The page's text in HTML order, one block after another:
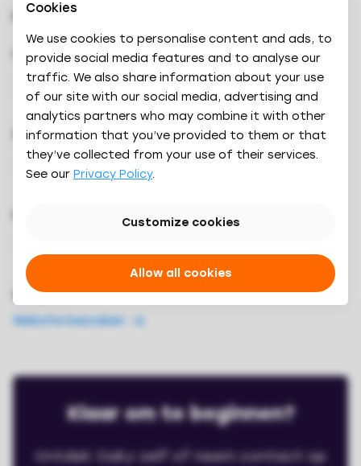
Cookies
We use cookies to personalise content and ads, to
provide social media features and to analyse our
traffic. We also share information about your use
of our site with our social media, advertising and
analytics partners who may combine it with other
information that you’ve provided to them or that
they’ve collected from your use of their services.
See our Privacy Policy.
Customize cookies
Allow all cookies
Over
CATEGORIE
PMS
STATUS
Live
WEBSITE
Website bezoeken
Klaar om te beginnen?
Ontdek Oaky zelf of neem contact op